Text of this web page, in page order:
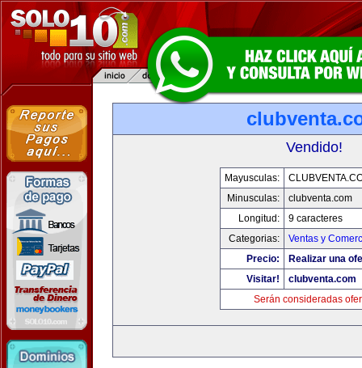
Vendido!
Mayusculas:
Minusculas:
clubventa.com
Longitud:
9 caracteres
Categorias:
Ventas y
Precio:
Realizar una
Visitar!
clubventa.com
Serán consideradas